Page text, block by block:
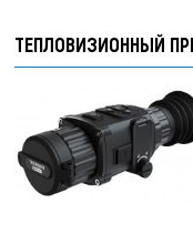
ТЕПЛОВИЗИОННЫЙ